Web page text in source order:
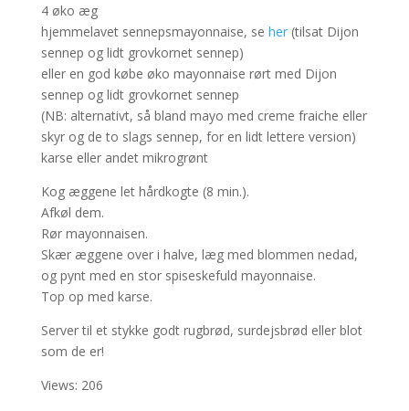
4 øko æg
hjemmelavet sennepsmayonnaise, se her(tilsat Dijon
sennep og lidt grovkornet sennep)
eller en god købe øko mayonnaise rørt med Dijon
sennep og lidt grovkornet sennep
(NB: alternativt, så bland mayo med creme fraiche eller
skyr og de to slags sennep, for en lidt lettere version)
karse eller andet mikrogrønt
Kog æggene let hårdkogte (8 min.).
Afkøl dem.
Rør mayonnaisen.
Skær æggene over i halve, læg med blommen nedad,
og pynt med en stor spiseskefuld mayonnaise.
Top op med karse.
Server til et stykke godt rugbrød, surdejsbrød eller blot
som de er!
Views: 206